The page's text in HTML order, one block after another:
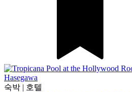
숙박 | 호텔